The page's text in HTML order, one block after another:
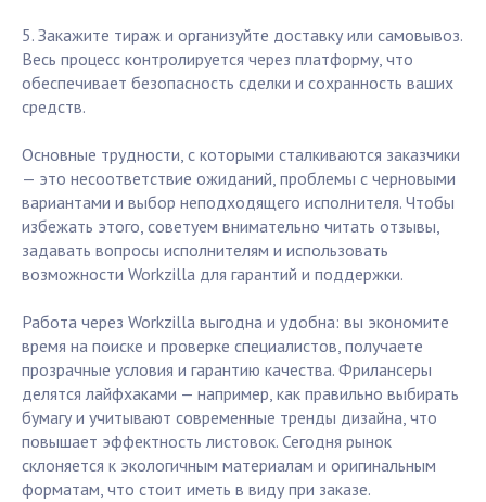
5. Закажите тираж и организуйте доставку или самовывоз.
Весь процесс контролируется через платформу, что
обеспечивает безопасность сделки и сохранность ваших
средств.
Основные трудности, с которыми сталкиваются заказчики
— это несоответствие ожиданий, проблемы с черновыми
вариантами и выбор неподходящего исполнителя. Чтобы
избежать этого, советуем внимательно читать отзывы,
задавать вопросы исполнителям и использовать
возможности Workzilla для гарантий и поддержки.
Работа через Workzilla выгодна и удобна: вы экономите
время на поиске и проверке специалистов, получаете
прозрачные условия и гарантию качества. Фрилансеры
делятся лайфхаками — например, как правильно выбирать
бумагу и учитывают современные тренды дизайна, что
повышает эффектность листовок. Сегодня рынок
склоняется к экологичным материалам и оригинальным
форматам, что стоит иметь в виду при заказе.